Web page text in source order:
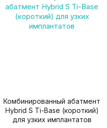
Комбинированный абатмент
Hybrid S Ti-Base (короткий)
для узких имплантатов